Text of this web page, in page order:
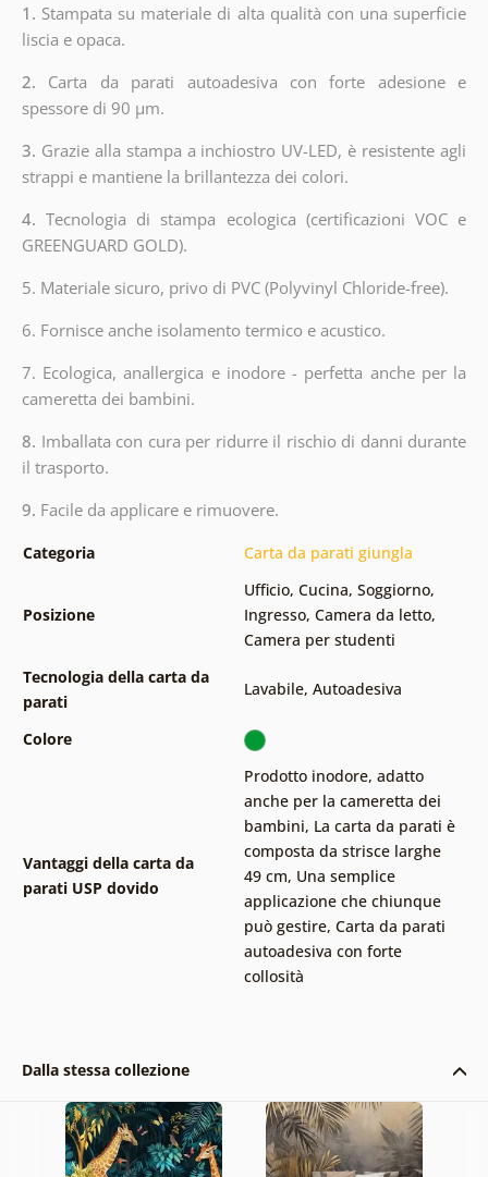
1. Stampata su materiale di alta qualità con una superficie
liscia e opaca.
2. Carta da parati autoadesiva con forte adesione e
spessore di 90 µm.
3. Grazie alla stampa a inchiostro UV-LED, è resistente agli
strappi e mantiene la brillantezza dei colori.
4.Tecnologia di stampa ecologica (certificazioni VOC e
GREENGUARD GOLD).
5. Materiale sicuro, privo di PVC (Polyvinyl Chloride-free).
6. Fornisce anche isolamento termico e acustico.
7. Ecologica, anallergica e inodore - perfetta anche per la
cameretta dei bambini.
8. Imballata con cura per ridurre il rischio di danni durante
il trasporto.
9. Facile da applicare e rimuovere.
Categoria Carta da parati giungla
Posizione
Ufficio, Cucina, Soggiorno,
Ingresso, Camera da letto,
Camera per studenti
Tecnologia della carta da
parati
Lavabile, Autoadesiva
Colore
Vantaggi della carta da
parati USP dovido
Prodotto inodore, adatto
anche per la cameretta dei
bambini, La carta da parati è
composta da strisce larghe
49 cm, Una semplice
applicazione che chiunque
può gestire, Carta da parati
autoadesiva con forte
collosità
Dalla stessa collezione